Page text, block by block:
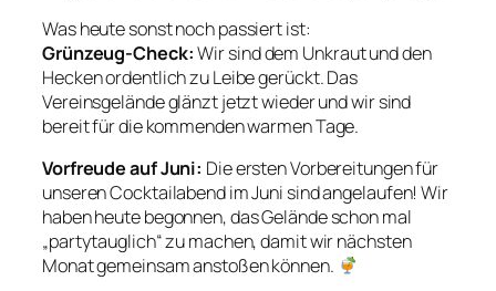
Was heute sonst noch passiert ist:
Grünzeug-Check:Wir sind dem Unkraut und den
Hecken ordentlich zu Leibe gerückt. Das
Vereinsgelände glänzt jetzt wieder und wir sind
bereit für die kommenden warmen Tage.
Vorfreude auf Juni: Die ersten Vorbereitungen für
unseren Cocktailabend im Juni sind angelaufen! Wir
haben heute begonnen, das Gelände schon mal
„partytauglich“ zu machen, damit wir nächsten
Monat gemeinsam anstoßen können.